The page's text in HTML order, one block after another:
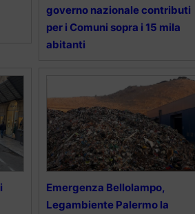
governo nazionale contributi
per i Comuni sopra i 15 mila
abitanti
Emergenza Bellolampo,
Legambiente Palermo la